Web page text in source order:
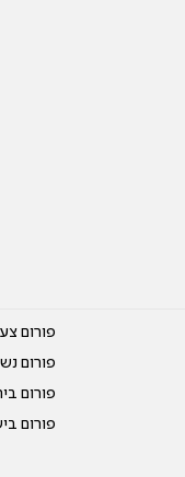
פורום
פורום
פורום
פורום